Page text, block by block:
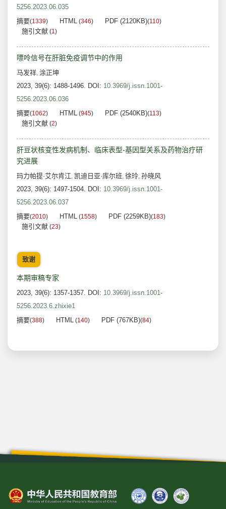
5256.2023.06.035
摘要(1339) HTML (346) PDF (2120KB)(110)
施引文献 (1)
嘌呤信号在肝脏免疫调节中的作用
马发祥, 涂正坤
2023, 39(6): 1488-1496. DOI: 10.3969/j.issn.1001-
5256.2023.06.036
摘要(1062) HTML (945) PDF (2540KB)(113)
施引文献 (2)
肝豆状核变性发病机制、临床表型-基因型关系及药物治疗研
究进展
玛力帕提·艾尔肯江, 凯迪日亚·库尔班, 徐玲, 孙晓风
2023, 39(6): 1497-1504. DOI: 10.3969/j.issn.1001-
5256.2023.06.037
摘要(2010) HTML (1558) PDF (2259KB)(183)
施引文献 (23)
致谢
本期审稿专家
2023, 39(6): 1357-1357. DOI: 10.3969/j.issn.1001-
5256.2023.6.zhixie1
摘要(388) HTML (140) PDF (767KB)(84)